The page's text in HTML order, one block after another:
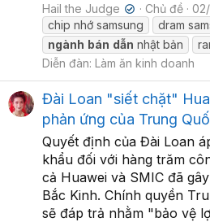
Hail the Judge ✔ Chủ đề
chip nhớ samsung
dram
ngành bán dẫn nhật bản
Diễn đàn: Làm ăn kinh doanh
Đài Loan "siết chặt"
phản ứng của Trung
Quyết định của Đài Loan
khẩu đối với hàng trăm
cả Huawei và SMIC đã
Bắc Kinh. Chính quyền
sẽ đáp trả nhằm "bảo vệ